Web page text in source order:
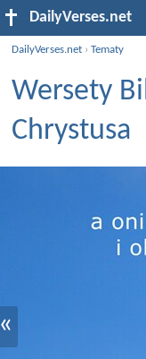
DailyVerses.net
DailyVerses.net ›Tematy
Wersety
Chrystusa
«